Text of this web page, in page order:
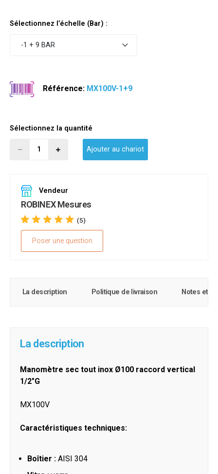
Sélectionnez l’échelle (Bar) :
-1 + 9 BAR
Référence: MX100V-1+9
Sélectionnez la quantité
Ajouter au chariot
Vendeur
ROBINEX Mesures
(5)
Poser une question
La description Politique de livraison Notes et
La description
Manomètre sec tout inox Ø100 raccord vertical
1/2"G
MX100V
Caractéristiques techniques:
Boîtier : AISI 304